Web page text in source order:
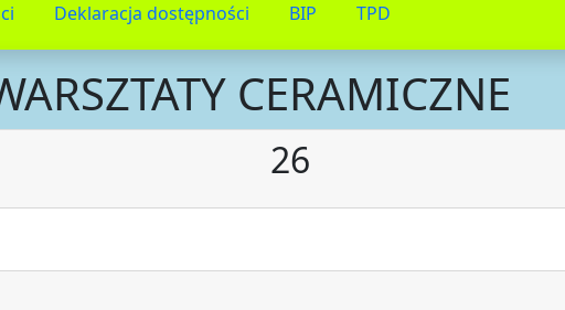
Deklaracja dostępności BIP TPD
CERAMICZNE
26